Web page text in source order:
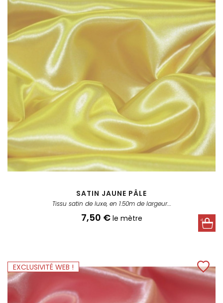
SATIN JAUNE PÂLE
Tissu satin de luxe, en 1.50m de largeur....
Prix
7,50 € le mètre
EXCLUSIVITÉ WEB !